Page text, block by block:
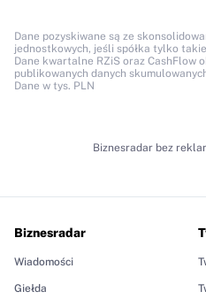
Dane pozyskiwane są ze
jednostkowych, jeśli spółka tylko
Dane kwartalne RZiS oraz CashFlow
publikowanych danych
Dane w tys. PLN
Biznesradar bez
Biznesradar
Wiadomości
Giełda